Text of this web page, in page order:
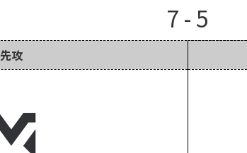
7 - 5
先攻